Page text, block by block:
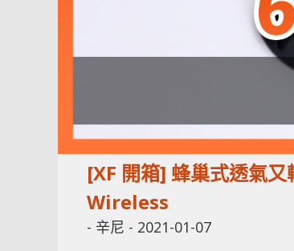
[XF 開箱] 蜂巢式透氣
Wireless
- 辛尼 - 2021-01-07